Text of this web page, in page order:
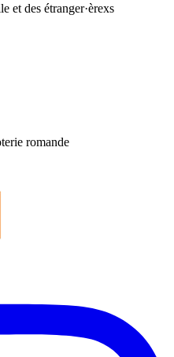
et des étranger·èrexs
romande